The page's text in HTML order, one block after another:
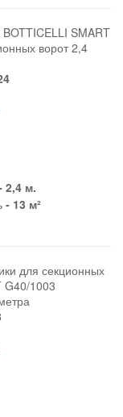
SMART
ворот 2,4
2,4 м.
- 13 м²
для секционных
G40/1003